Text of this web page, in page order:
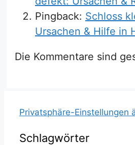
Pingback: Schloss
Ursachen & Hilfe in
Die Kommentare sind
Privatsphäre-Einstellungen
Schlagwörter